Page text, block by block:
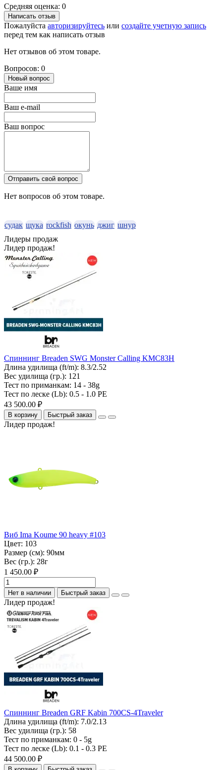
Средняя оценка: 0
Написать отзыв
Пожалуйста авторизируйтесь или создайте учетную запись
перед тем как написать отзыв
Нет отзывов об этом товаре.
Вопросов: 0
Новый вопрос
Ваше имя
Ваш e-mail
Ваш вопрос
Отправить свой вопрос
Нет вопросов об этом товаре.
судак щука rockfish окунь джиг шнур
Лидеры продаж
Лидер продаж!
Спиннинг Breaden SWG Monster Calling KMC83H
Длина удилища (ft/m): 8.3/2.52
Вес удилища (гр.): 121
Тест по приманкам: 14 - 38g
Тест по леске (Lb): 0.5 - 1.0 PE
43 500.00 ₽
В корзину Быстрый заказ
Лидер продаж!
Виб Ima Koume 90 heavy #103
Цвет: 103
Размер (см): 90мм
Вес (гр.): 28г
1 450.00 ₽
Нет в наличии Быстрый заказ
Лидер продаж!
Спиннинг Breaden GRF Kabin 700CS-4Traveler
Длина удилища (ft/m): 7.0/2.13
Вес удилища (гр.): 58
Тест по приманкам: 0 - 5g
Тест по леске (Lb): 0.1 - 0.3 PE
44 500.00 ₽